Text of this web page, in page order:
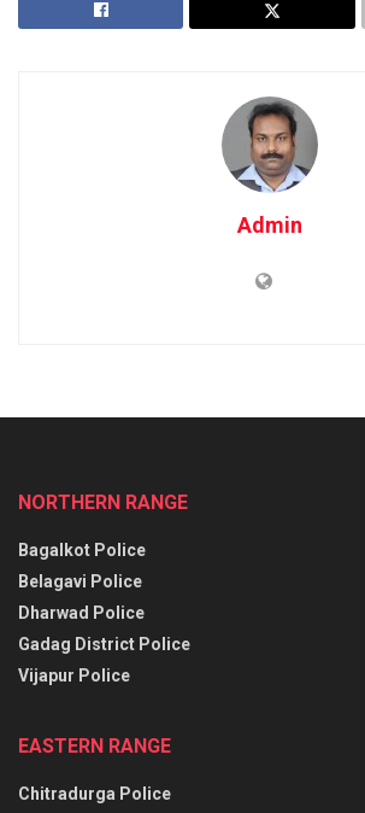
Admin
NORTHERN RANGE
Bagalkot Police
Belagavi Police
Dharwad Police
Gadag District Police
Vijapur Police
EASTERN RANGE
Chitradurga Police